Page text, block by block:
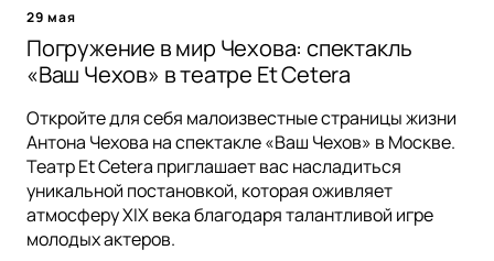
29 мая
Погружение в мир Чехова: спектакль
«Ваш Чехов» в театре Et Cetera
Откройте для себя малоизвестные страницы жизни
Антона Чехова на спектакле «Ваш Чехов» в Москве.
Театр Et Cetera приглашает вас насладиться
уникальной постановкой, которая оживляет
атмосферу XIX века благодаря талантливой игре
молодых актеров.